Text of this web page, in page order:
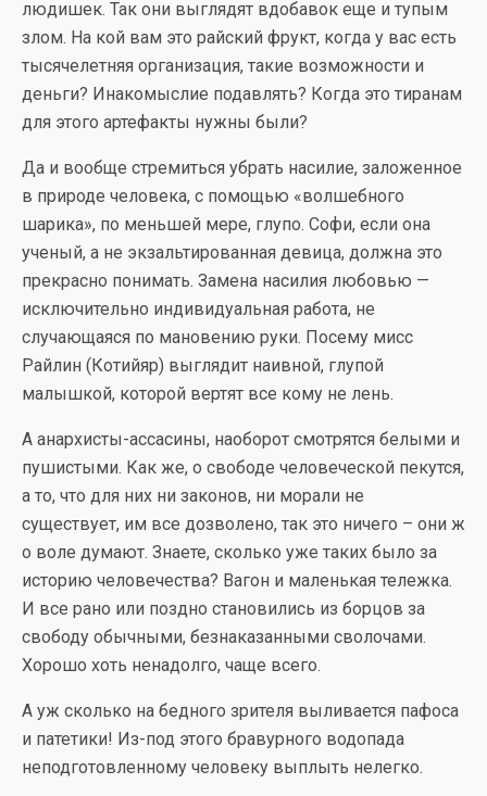
людишек. Так они выглядят вдобавок еще и тупым
злом. На кой вам это райский фрукт, когда у вас есть
тысячелетняя организация, такие возможности и
деньги? Инакомыслие подавлять? Когда это тиранам
для этого артефакты нужны были?
Да и вообще стремиться убрать насилие, заложенное
в природе человека, с помощью «волшебного
шарика», по меньшей мере, глупо. Софи, если она
ученый, а не экзальтированная девица, должна это
прекрасно понимать. Замена насилия любовью —
исключительно индивидуальная работа, не
случающаяся по мановению руки. Посему мисс
Райлин (Котийяр) выглядит наивной, глупой
малышкой, которой вертят все кому не лень.
А анархисты-ассасины, наоборот смотрятся белыми и
пушистыми. Как же, о свободе человеческой пекутся,
а то, что для них ни законов, ни морали не
существует, им все дозволено, так это ничего – они ж
о воле думают. Знаете, сколько уже таких было за
историю человечества? Вагон и маленькая тележка.
И все рано или поздно становились из борцов за
свободу обычными, безнаказанными сволочами.
Хорошо хоть ненадолго, чаще всего.
А уж сколько на бедного зрителя выливается пафоса
и патетики! Из-под этого бравурного водопада
неподготовленному человеку выплыть нелегко.